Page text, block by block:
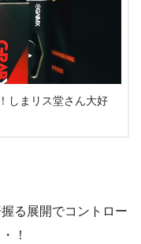
しまリス堂さん大好
る展開でコントロー
！